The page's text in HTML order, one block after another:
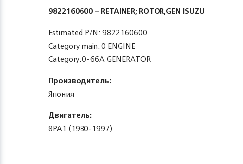
9822160600 – RETAINER; ROTOR,GEN ISUZU
Estimated P/N: 9822160600
Category main: 0 ENGINE
Category: 0-66A GENERATOR
Производитель:
Япония
Двигатель:
8PA1 (1980-1997)